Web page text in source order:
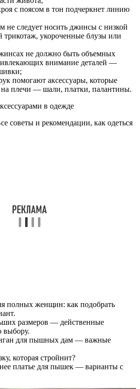
с поясом в тон подчеркнет линию
не следует носить джинсы с низкой
трикотаж, укороченные блузы или
не должно быть объемных
внимание деталей —
помогают аксессуары, которые
плечи — шали, платки, палантины.
советы и рекомендации, как одеться
полных женщин: как подобрать
размеров — действенные
выбору.
для пышных дам — важные
которая стройнит?
платье для пышек — варианты с